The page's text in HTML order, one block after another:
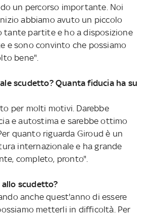
un percorso importante. Noi
abbiamo avuto un piccolo
tante partite e ho a disposizione
e sono convinto che possiamo
bene".
scudetto? Quanta fiducia ha su
per molti motivi. Darebbe
e autostima e sarebbe ottimo
quanto riguarda Giroud è un
internazionale e ha grande
completo, pronto".
scudetto?
anche quest'anno di essere
metterli in difficoltà. Per